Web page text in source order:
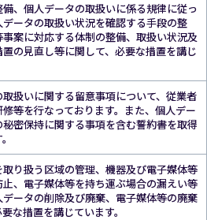
、個人データの取扱いに係る規律に従っ
データの取扱い状況を確認する手段の整
案に対応する体制の整備、取扱い状況及
の見直し等に関して、必要な措置を講じ
扱いに関する留意事項について、従業者
修等を行なっております。また、個人デー
密保持に関する事項を含む誓約書を取得
り扱う区域の管理、機器及び電子媒体等
止、電子媒体等を持ち運ぶ場合の漏えい等
データの削除及び廃棄、電子媒体等の廃棄
な措置を講じています。